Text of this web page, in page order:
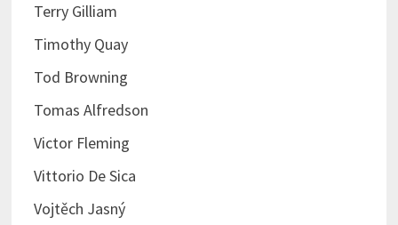
Terry Gilliam
Timothy Quay
Tod Browning
Tomas Alfredson
Victor Fleming
Vittorio De Sica
Vojtěch Jasný